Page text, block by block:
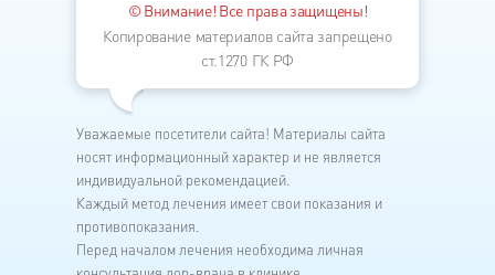
© Внимание! Все права защищены!
Копирование материалов сайта запрещено
ст.1270 ГК РФ
Уважаемые посетители сайта! Материалы сайта
носят информационный характер и не является
индивидуальной рекомендацией.
Каждый метод лечения имеет свои показания и
противопоказания.
Перед началом лечения необходима личная